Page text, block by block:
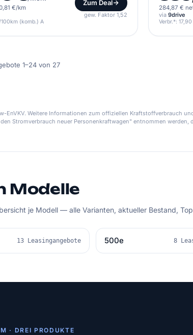
€/km
Zum Deal
gew. Faktor 1,52
(komb.) A
284,87 €
via 9drive
Verbr.*:
1–24 von 27
EnVKV. Weitere Informationen zum offiziellen Kraftstoffverbrauch
Stromverbrauch neuer Personenkraftwagen" entnommen werden,
Modelle
je Modell — alle Varianten, aktueller Bestand,
13 Leasingangebote 500e 8
· DREI PRODUKTE